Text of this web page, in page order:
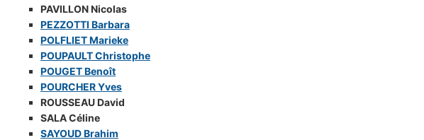
PAVILLON Nicolas
PEZZOTTI Barbara
POLFLIET Marieke
POUPAULT Christophe
POUGET Benoît
POURCHER Yves
ROUSSEAU David
SALA Céline
SAYOUD Brahim